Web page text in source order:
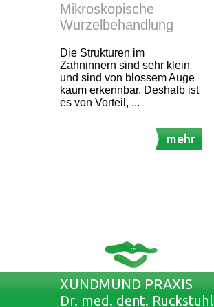
Mikroskopische
Wurzelbehandlung
Die Strukturen im
Zahninnern sind sehr klein
und sind von blossem Auge
kaum erkennbar. Deshalb ist
es von Vorteil, ...
mehr
XUNDMUND PRAXIS
Dr. med. dent. Ruckstuhl